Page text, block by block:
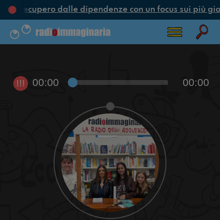
e recupero dalle dipendenze con un focus sui più
!!! 00:00 00:00